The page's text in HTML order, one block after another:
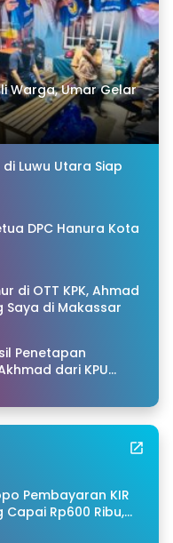
Warga, Umar Gelar
Luwu Utara Siap
DPC Hanura Kota
di OTT KPK, Ahmad
Saya di Makassar
Penetapan
dari KPU
Pembayaran KIR
Rp600 Ribu,
Dugaan Pungli